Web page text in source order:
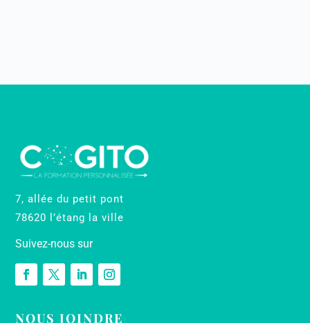
7, allée du petit pont
78620 l’étang la ville
Suivez-nous sur
NOUS JOINDRE